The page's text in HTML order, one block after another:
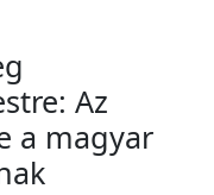
Az
a magyar